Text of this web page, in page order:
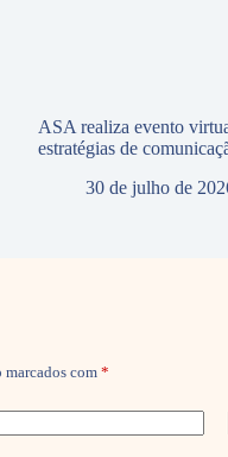
ASA realiza evento
estratégias de
30 de julho de
com *